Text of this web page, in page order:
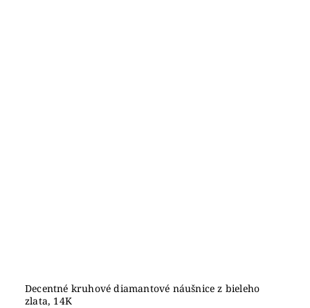
Decentné kruhové diamantové náušnice z bieleho
zlata, 14K